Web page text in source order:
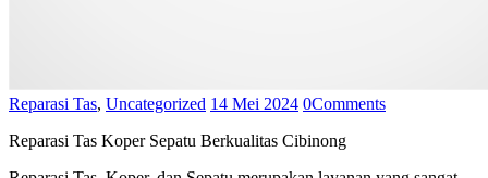
Reparasi Tas, Uncategorized 14 Mei 2024 0Comments
Reparasi Tas Koper Sepatu Berkualitas Cibinong